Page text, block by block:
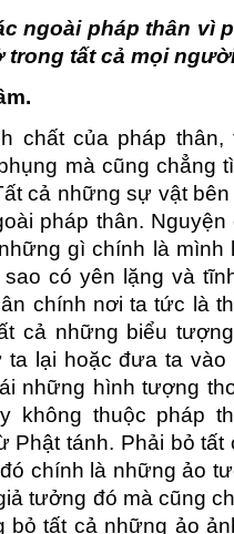
ngoài pháp thân vì
trong tất cả mọi
chất của pháp
mà cũng chẳng
cả những sự vật
pháp thân.
gì chính là mình
có yên lặng và
chính nơi ta tức là
cả những biểu
lại hoặc đưa ta vào
những hình tượng
không thuộc pháp
Phật tánh. Phải bỏ
chính là những ảo
tưởng đó mà cũng
bỏ tất cả những ảo